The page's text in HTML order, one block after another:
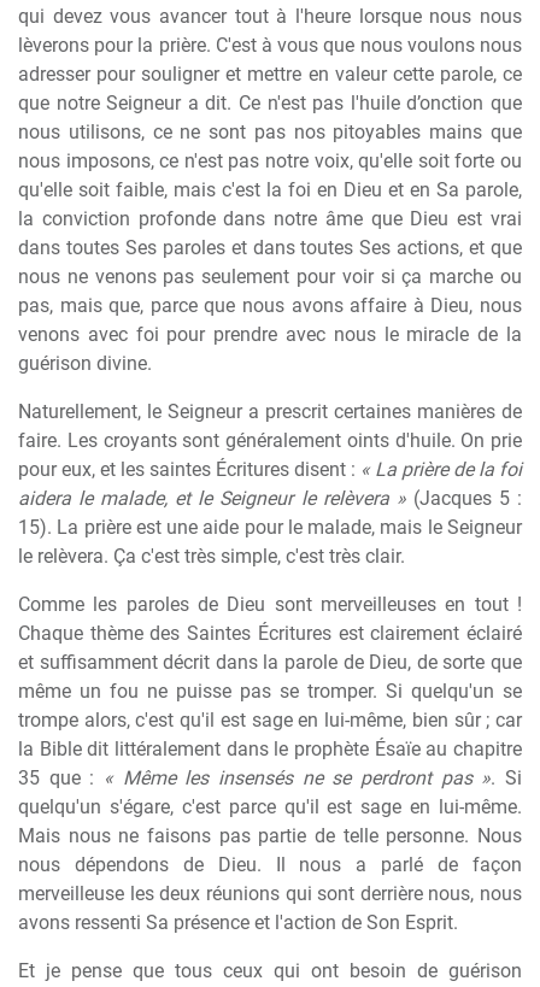
qui devez vous avancer tout à l'heure lorsque nous nous
lèverons pour la prière. C'est à vous que nous voulons nous
adresser pour souligner et mettre en valeur cette parole, ce
que notre Seigneur a dit. Ce n'est pas l'huile d’onction que
nous utilisons, ce ne sont pas nos pitoyables mains que
nous imposons, ce n'est pas notre voix, qu'elle soit forte ou
qu'elle soit faible, mais c'est la foi en Dieu et en Sa parole,
la conviction profonde dans notre âme que Dieu est vrai
dans toutes Ses paroles et dans toutes Ses actions, et que
nous ne venons pas seulement pour voir si ça marche ou
pas, mais que, parce que nous avons affaire à Dieu, nous
venons avec foi pour prendre avec nous le miracle de la
guérison divine.
Naturellement, le Seigneur a prescrit certaines manières de
faire. Les croyants sont généralement oints d'huile. On prie
pour eux, et les saintes Écritures disent : « La prière de la foi
aidera le malade, et le Seigneur le relèvera »(Jacques 5 :
15). La prière est une aide pour le malade, mais le Seigneur
le relèvera. Ça c'est très simple, c'est très clair.
Comme les paroles de Dieu sont merveilleuses en tout !
Chaque thème des Saintes Écritures est clairement éclairé
et suffisamment décrit dans la parole de Dieu, de sorte que
même un fou ne puisse pas se tromper. Si quelqu'un se
trompe alors, c'est qu'il est sage en lui-même, bien sûr ; car
la Bible dit littéralement dans le prophète Ésaïe au chapitre
35 que : « Même les insensés ne se perdront pas ». Si
quelqu'un s'égare, c'est parce qu'il est sage en lui-même.
Mais nous ne faisons pas partie de telle personne. Nous
nous dépendons de Dieu. Il nous a parlé de façon
merveilleuse les deux réunions qui sont derrière nous, nous
avons ressenti Sa présence et l'action de Son Esprit.
Et je pense que tous ceux qui ont besoin de guérison